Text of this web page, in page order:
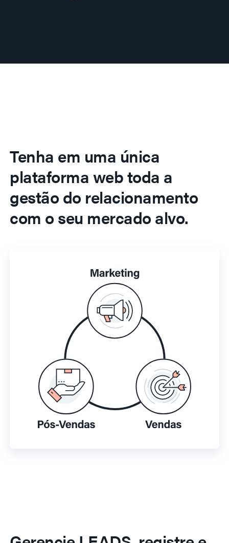
Tenha em uma única
plataforma web toda a
gestão do relacionamento
com o seu mercado alvo.